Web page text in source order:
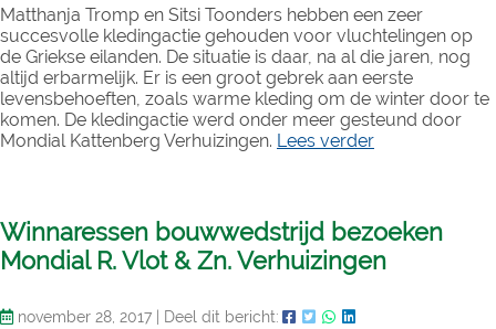
Matthanja Tromp en Sitsi Toonders hebben een zeer
succesvolle kledingactie gehouden voor vluchtelingen op
de Griekse eilanden. De situatie is daar, na al die jaren, nog
altijd erbarmelijk. Er is een groot gebrek aan eerste
levensbehoeften, zoals warme kleding om de winter door te
komen. De kledingactie werd onder meer gesteund door
Mondial Kattenberg Verhuizingen. Lees verder
Winnaressen bouwwedstrijd bezoeken
Mondial R. Vlot & Zn. Verhuizingen
november 28, 2017 Deel dit bericht: